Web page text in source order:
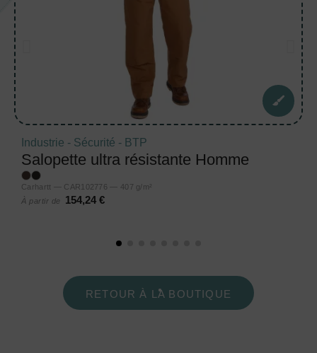
Industrie - Sécurité - BTP
Salopette ultra résistante Homme
Carhartt — CAR102776 — 407 g/m²
À partir de
154,24 €
RETOUR À LA BOUTIQUE